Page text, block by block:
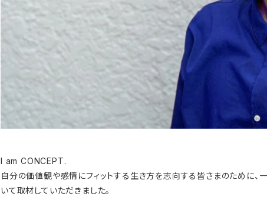
I am CONCEPT.
自分の価値観や感情にフィットする生き方を志向する皆さまのために、
いて取材していただきました。